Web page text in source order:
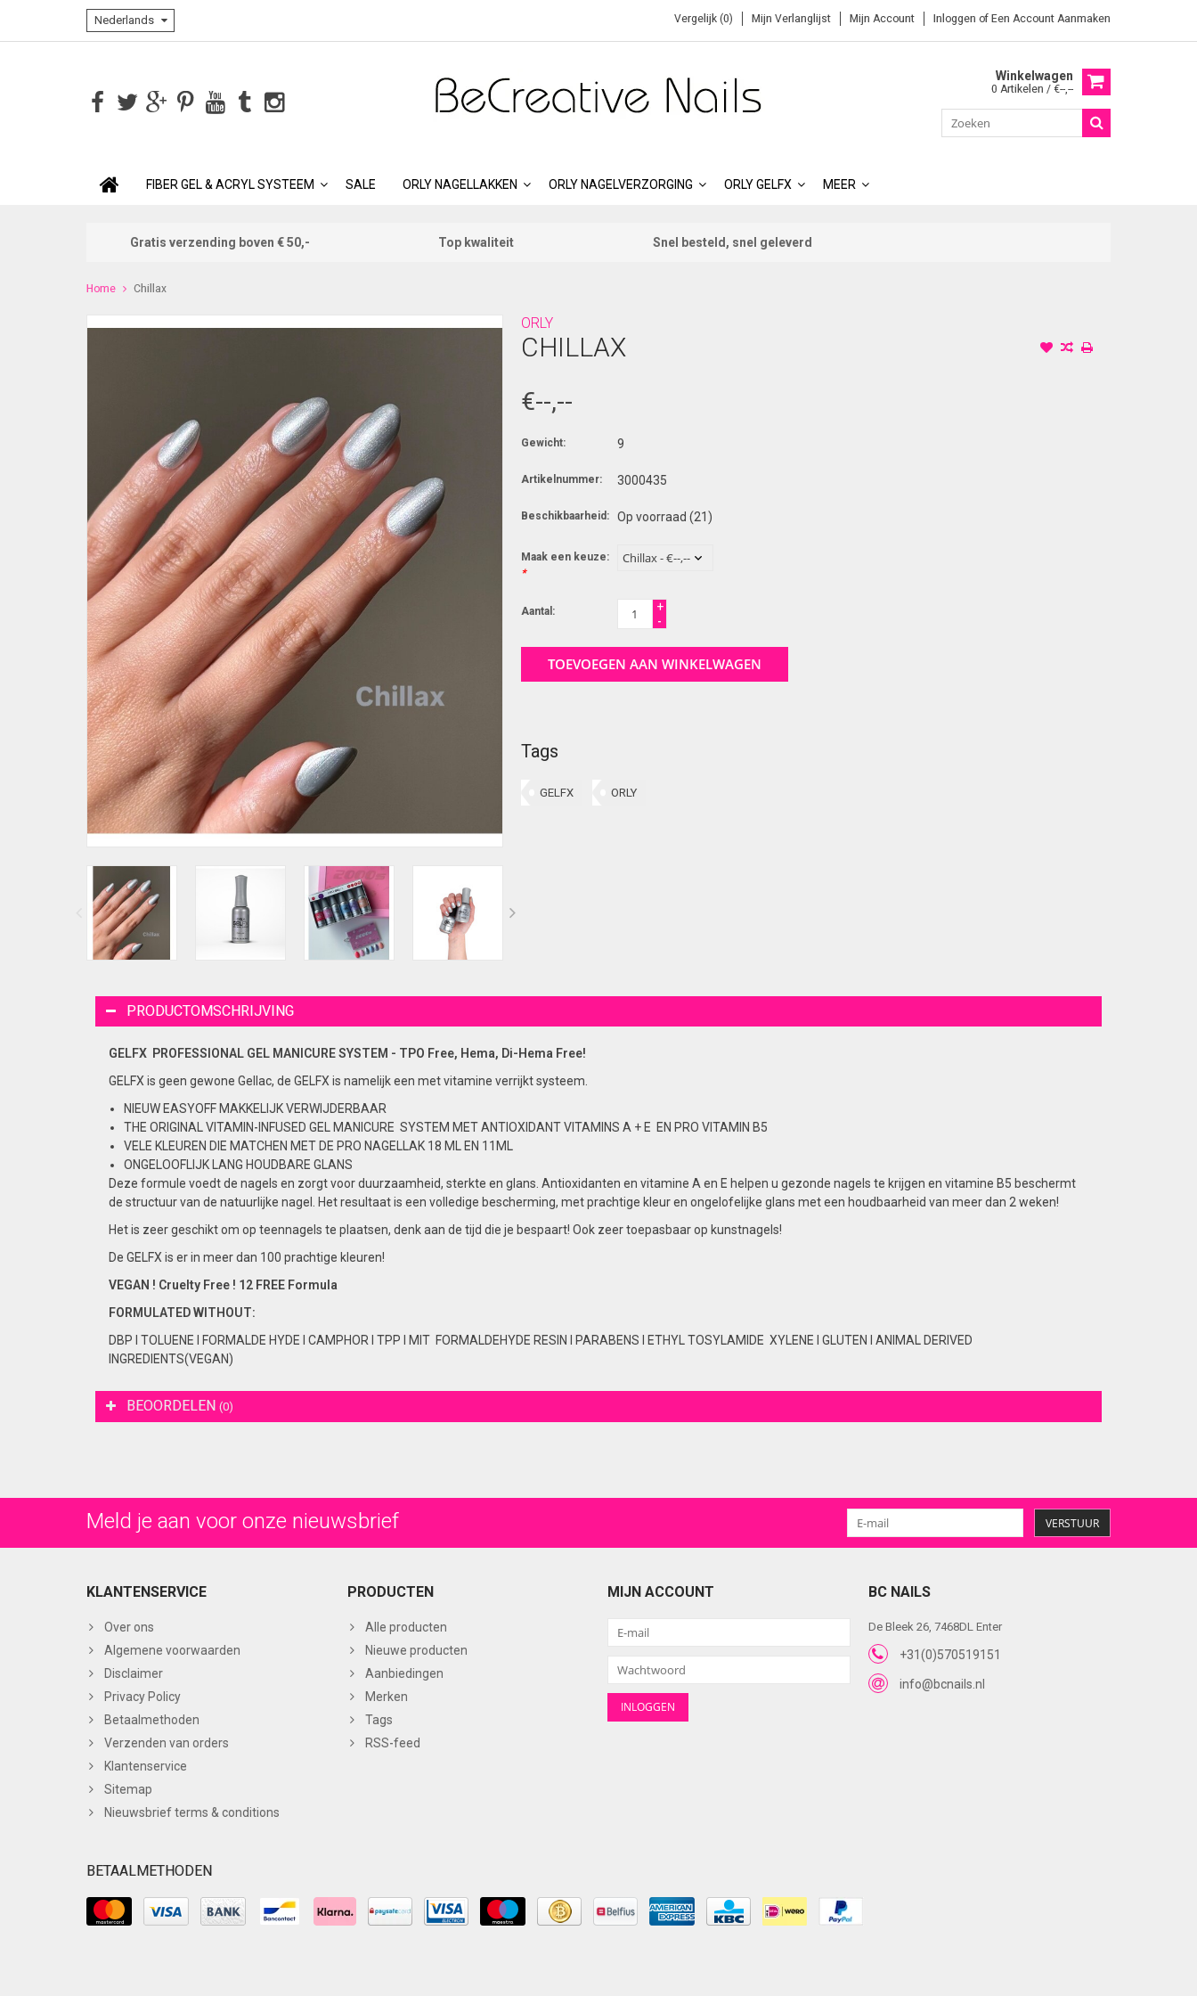
Nederlands Vergelijk (0) Mijn Verlanglijst Mijn Account Inloggen of Een Account Aanmaken
Winkelwagen
0 Artikelen / €--,--
FIBER GEL & ACRYL SYSTEEM SALE ORLY NAGELLAKKEN ORLY NAGELVERZORGING ORLY GELFX MEER
Gratis verzending boven € 50,- Top kwaliteit Snel besteld, snel geleverd
Home Chillax
ORLY
CHILLAX
€--,--
Gewicht: 9
Artikelnummer: 3000435
Beschikbaarheid: Op voorraad (21)
Maak een keuze:
*
Aantal:
+
-
TOEVOEGEN AAN WINKELWAGEN
Tags
GELFX ORLY
PRODUCTOMSCHRIJVING
GELFX PROFESSIONAL GEL MANICURESYSTEM - TPO Free, Hema, Di-Hema Free!
GELFX is geen gewone Gellac, de GELFX is namelijk een met vitamine verrijkt systeem.
NIEUW EASYOFF MAKKELIJK VERWIJDERBAAR
THE ORIGINAL VITAMIN-INFUSED GEL MANICURE SYSTEM MET ANTIOXIDANT VITAMINS A + E EN PRO VITAMIN B5
VELE KLEUREN DIE MATCHEN MET DE PRO NAGELLAK 18 ML EN 11ML
ONGELOOFLIJK LANG HOUDBARE GLANS
Deze formule voedt de nagels en zorgt voor duurzaamheid, sterkte en glans. Antioxidanten en vitamine A en E helpen u gezonde nagels te krijgen en vitamine B5 beschermt
de structuur van de natuurlijke nagel. Het resultaat is een volledige bescherming, met prachtige kleur en ongelofelijke glans met een houdbaarheid van meer dan 2 weken!
Het is zeer geschikt om op teennagels te plaatsen, denk aan de tijd die je bespaart! Ook zeer toepasbaar op kunstnagels!
De GELFX is er in meer dan 100 prachtige kleuren!
VEGAN ! Cruelty Free ! 12 FREE Formula
FORMULATEDWITHOUT:
DBP I TOLUENE I FORMALDE HYDE I CAMPHOR I TPP I MIT FORMALDEHYDE RESIN I PARABENS I ETHYL TOSYLAMIDE XYLENE I GLUTEN I ANIMAL DERIVED
INGREDIENTS(VEGAN)
BEOORDELEN (0)
Meld je aan voor onze nieuwsbrief VERSTUUR
KLANTENSERVICE
Over ons
Algemene voorwaarden
Disclaimer
Privacy Policy
Betaalmethoden
Verzenden van orders
Klantenservice
Sitemap
Nieuwsbrief terms & conditions
PRODUCTEN
Alle producten
Nieuwe producten
Aanbiedingen
Merken
Tags
RSS-feed
MIJN ACCOUNT BC NAILS
De Bleek 26, 7468DL Enter
+31(0)570519151
info@bcnails.nl
BETAALMETHODEN